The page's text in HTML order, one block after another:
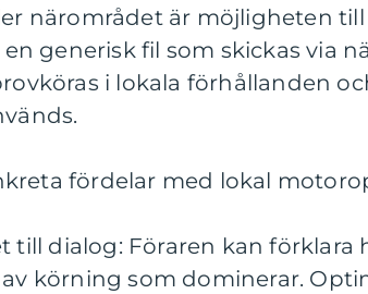
närområdet är möjligheten
generisk fil som skickas via
i lokala förhållanden
fördelar med lokal
till dialog: Föraren kan förklara
körning som dominerar.